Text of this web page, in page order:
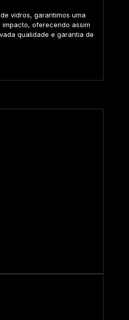
vidros, garantimos uma
oferecendo assim
qualidade e garantia de